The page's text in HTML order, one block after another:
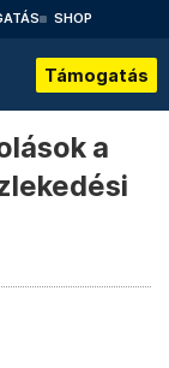
SHOP
Támogatás
a